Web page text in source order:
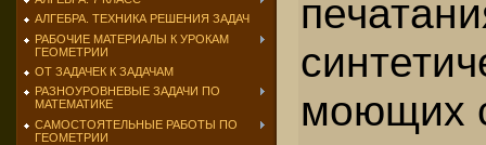
АЛГЕБРА. ТЕХНИКА РЕШЕНИЯ ЗАДАЧ
РАБОЧИЕ МАТЕРИАЛЫ К УРОКАМ
ГЕОМЕТРИИ
ОТ ЗАДАЧЕК К ЗАДАЧАМ
РАЗНОУРОВНЕВЫЕ ЗАДАЧИ ПО
МАТЕМАТИКЕ
САМОСТОЯТЕЛЬНЫЕ РАБОТЫ ПО
ГЕОМЕТРИИ
моющих